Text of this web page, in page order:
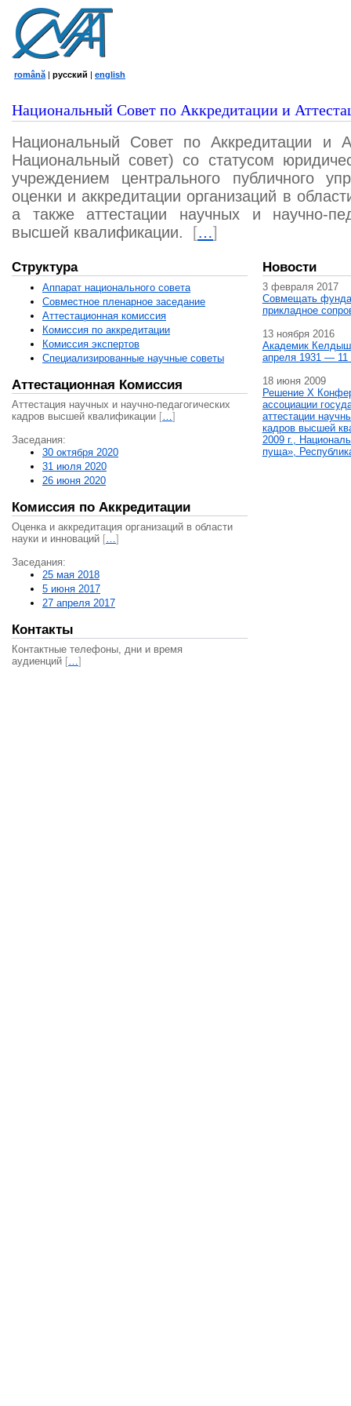
română | русский | english
Национальный Совет по Аккредитации и
Национальный Совет по Аккредитации и
Национальный совет) со статусом
учреждением центрального публичного
оценки и аккредитации организаций в
а также аттестации научных и научно-
высшей квалификации.
[…]
Структура
Аппарат национального совета
Совместное пленарное заседание
Аттестационная комисcия
Комиссия по аккредитации
Комиссия экспертов
Специализированные научные советы
Аттестационная Комиссия
Аттестация научных и научно-педагогических
кадров высшей квалификации […]
Заседания:
30 октября 2020
31 июля 2020
26 июня 2020
Комиссия по Аккредитации
Оценка и аккредитация организаций в области
науки и инноваций […]
Заседания:
25 мая 2018
5 июня 2017
27 апреля 2017
Контакты
Контактные телефоны, дни и время
аудиенций […]
Новости
3 февраля 2017
Совмещать
прикладное
13 ноября 2016
Академик
апреля 1931 — 11
18 июня 2009
Решение X
ассоциации
аттестации
кадров высшей
2009 г.,
пуща»,